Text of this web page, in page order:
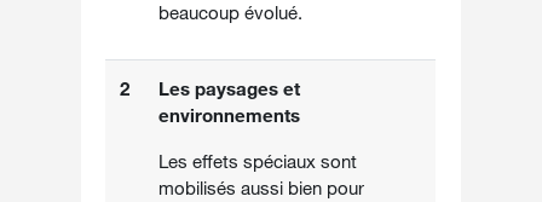
beaucoup évolué.
2
Les paysages et
environnements
Les effets spéciaux sont
mobilisés aussi bien pour